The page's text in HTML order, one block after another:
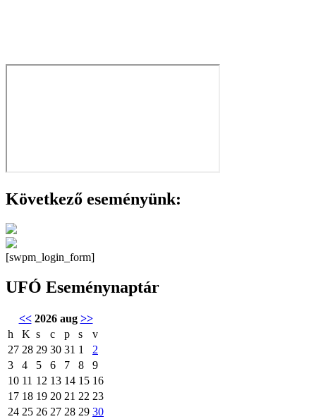
Következő eseményünk:
[swpm_login_form]
UFÓ Eseménynaptár
<<2026 aug >>
h
K s c p s
v
27 28 29 30 31 1
2
3
4 5 6 7 8
9
10 11 12 13 14 15 16
17 18 19 20 21 22 23
24 25 26 27 28 29 30